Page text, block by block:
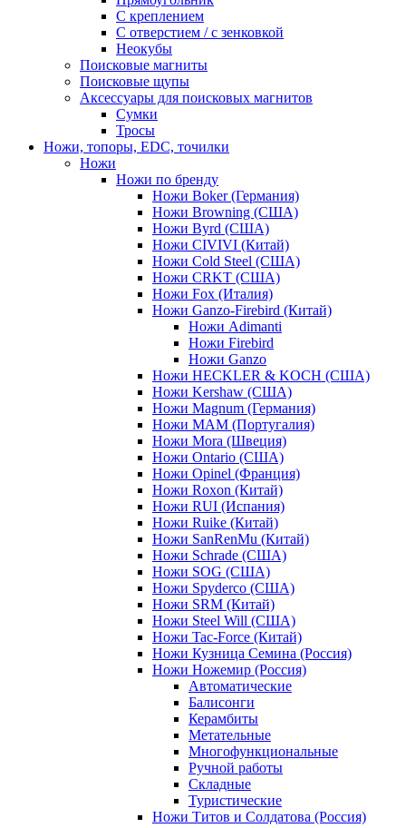
С креплением
С отверстием / с зенковкой
Неокубы
Поисковые магниты
Поисковые щупы
Аксессуары для поисковых магнитов
Сумки
Тросы
Ножи, топоры, EDC, точилки
Ножи
Ножи по бренду
Ножи Boker (Германия)
Ножи Browning (США)
Ножи Byrd (США)
Ножи CIVIVI (Китай)
Ножи Cold Steel (США)
Ножи CRKT (США)
Ножи Fox (Италия)
Ножи Ganzo-Firebird (Китай)
Ножи Adimanti
Ножи Firebird
Ножи Ganzo
Ножи HECKLER & KOCH (США)
Ножи Kershaw (США)
Ножи Magnum (Германия)
Ножи MAM (Португалия)
Ножи Mora (Швеция)
Ножи Ontario (США)
Ножи Opinel (Франция)
Ножи Roxon (Китай)
Ножи RUI (Испания)
Ножи Ruike (Китай)
Ножи SanRenMu (Китай)
Ножи Schrade (США)
Ножи SOG (США)
Ножи Spyderco (США)
Ножи SRM (Китай)
Ножи Steel Will (США)
Ножи Tac-Force (Китай)
Ножи Кузница Семина (Россия)
Ножи Ножемир (Россия)
Автоматические
Балисонги
Керамбиты
Метательные
Многофункциональные
Ручной работы
Складные
Туристические
Ножи Титов и Солдатова (Россия)